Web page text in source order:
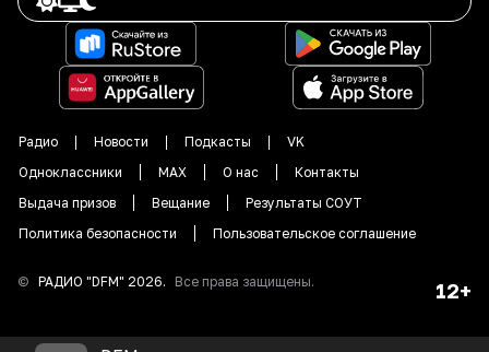
Радио Новости Подкасты
VK
Одноклассники
MAX О нас
Контакты
Выдача призов
Вещание
Результаты СОУТ
Политика безопасности
Пользовательское соглашение
© РАДИО "DFM" 2026. Все права защищены. 12+